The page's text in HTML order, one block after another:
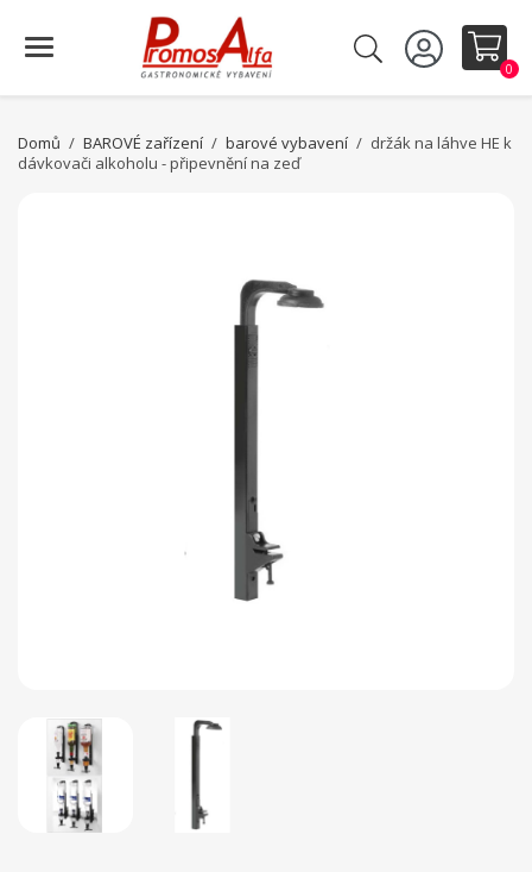
0
Domů BAROVÉ zařízení barové vybavení
držák na láhve HE k
dávkovači alkoholu - připevnění na zeď